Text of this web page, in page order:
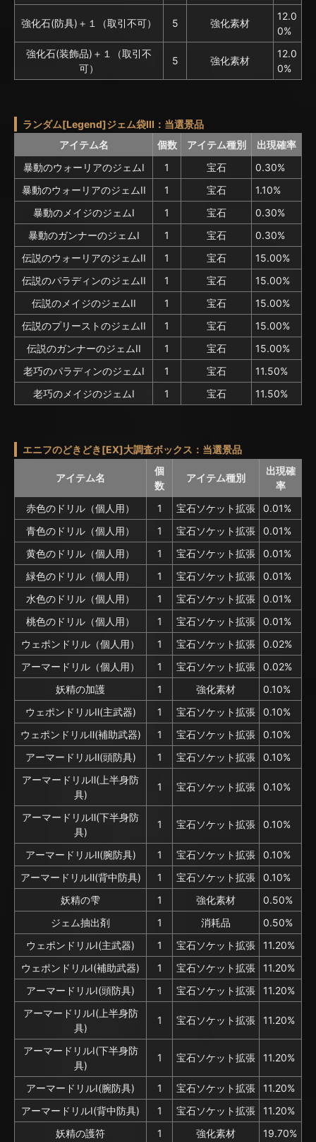
強化石(防具)＋１（取引不可） 5 強化素材
12.0
0%
強化石(装飾品)＋１（取引不
可）
5 強化素材
12.0
0%
ランダム[Legend]ジェム袋III：当選景品
アイテム名
個数 アイテム種別
出現確率
暴動のウォーリアのジェムI
1 宝石
0.30%
暴動のウォーリアのジェムII
1 宝石
1.10%
暴動のメイジのジェムI
1 宝石
0.30%
暴動のガンナーのジェムI
1 宝石
0.30%
伝説のウォーリアのジェムII
1 宝石
15.00%
伝説のパラディンのジェムII
1 宝石
15.00%
伝説のメイジのジェムII
1 宝石
15.00%
伝説のプリーストのジェムII
1 宝石
15.00%
伝説のガンナーのジェムII
1 宝石
15.00%
老巧のパラディンのジェムI
1 宝石
11.50%
老巧のメイジのジェムI
1 宝石 11.50%
エニフのどきどき[EX]大調査ボックス：当選景品
アイテム名
個
数
アイテム種別
出現確
率
赤色のドリル（個人用）
1 宝石ソケット拡張
0.01%
青色のドリル（個人用）
1 宝石ソケット拡張
0.01%
黄色のドリル（個人用）
1 宝石ソケット拡張
0.01%
緑色のドリル（個人用）
1 宝石ソケット拡張
0.01%
水色のドリル（個人用）
1 宝石ソケット拡張
0.01%
桃色のドリル（個人用）
1 宝石ソケット拡張
0.01%
ウェポンドリル（個人用）
1 宝石ソケット拡張
0.02%
アーマードリル（個人用）
1 宝石ソケット拡張
0.02%
妖精の加護
1 強化素材
0.10%
ウェポンドリルⅡ(主武器)
1 宝石ソケット拡張
0.10%
ウェポンドリルⅡ(補助武器)
1 宝石ソケット拡張
0.10%
アーマードリルⅡ(頭防具)
1 宝石ソケット拡張
0.10%
アーマードリルⅡ(上半身防
具)
1 宝石ソケット拡張 0.10%
アーマードリルⅡ(下半身防
具)
1 宝石ソケット拡張 0.10%
アーマードリルⅡ(腕防具) 1 宝石ソケット拡張
0.10%
アーマードリルⅡ(背中防具)
1 宝石ソケット拡張
0.10%
妖精の雫
1 強化素材
0.50%
ジェム抽出剤
1 消耗品
0.50%
ウェポンドリルⅠ(主武器)
1 宝石ソケット拡張
11.20%
ウェポンドリルⅠ(補助武器)
1 宝石ソケット拡張
11.20%
アーマードリルⅠ(頭防具)
1 宝石ソケット拡張
11.20%
アーマードリルⅠ(上半身防
具)
1 宝石ソケット拡張 11.20%
アーマードリルⅠ(下半身防
具)
1 宝石ソケット拡張 11.20%
アーマードリルⅠ(腕防具) 1 宝石ソケット拡張
11.20%
アーマードリルⅠ(背中防具)
1 宝石ソケット拡張
11.20%
妖精の護符
1 強化素材 19.70%